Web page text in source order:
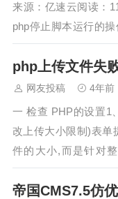
来源：亿速云阅读：
php停止脚本运行的
朋友可以参考一下，
的方法是：return、
php上传文件失
网友投稿 4年前
一 检查 PHP的设置1
改上传大小限制)表单
件的大小,而是针对
8m，设置为自己
upload_max_filesize
帝国CMS7.5仿